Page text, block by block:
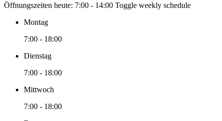
Öffnungszeiten heute: 7:00 - 14:00 Toggle weekly schedule
Montag
7:00 - 18:00
Dienstag
7:00 - 18:00
Mittwoch
7:00 - 18:00